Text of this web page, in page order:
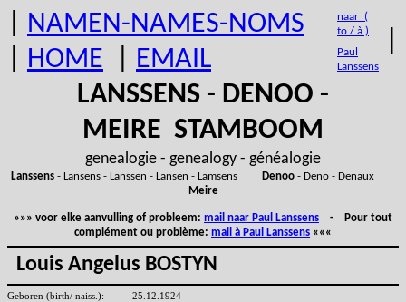
NAMEN-NAMES-NOMS
HOME EMAIL
naar (
to / à )
Paul
Lanssens
LANSSENS - DENOO -
MEIRE STAMBOOM
genealogie - genealogy - généalogie
Lanssens- Lansens - Lanssen - Lansen - Lamsens Denoo- Deno - Denaux
Meire
»»» voor elke aanvulling of probleem: mail naar Paul Lanssens - Pour tout
complément ou problème: mail à Paul Lanssens «««
Louis Angelus BOSTYN
Geboren (birth/ naiss.):
25.12.1924